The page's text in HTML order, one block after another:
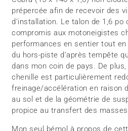
prépercée afin de recevoir des
d’installation. Le talon de 1,6 po
compromis aux motoneigistes
performances en sentier tout
du hors-piste d’après tempête
dans mon coin de pays. De
chenille est particulièrement
freinage/accélération en raison
au sol et de la géométrie de
propice au transfert des
Mon seul bémol à propos de